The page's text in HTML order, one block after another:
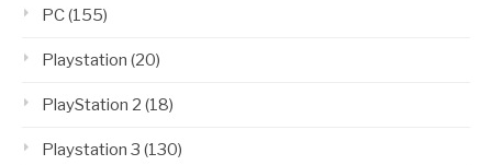
PC(155)
Playstation (20)
PlayStation 2 (18)
Playstation 3 (130)